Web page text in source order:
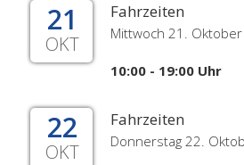
21
OKT
Fahrzeiten
Mittwoch 21.
10:00 - 19:00 Uhr
22
OKT
Fahrzeiten
Donnerstag 22.